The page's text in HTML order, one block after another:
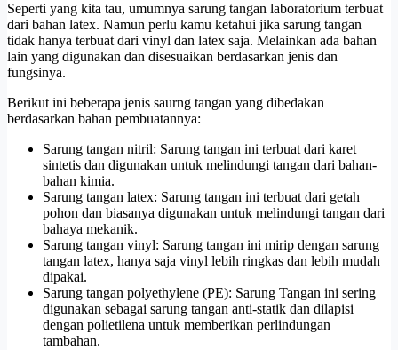
Seperti yang kita tau, umumnya sarung tangan laboratorium terbuat
dari bahan latex. Namun perlu kamu ketahui jika sarung tangan
tidak hanya terbuat dari vinyl dan latex saja. Melainkan ada bahan
lain yang digunakan dan disesuaikan berdasarkan jenis dan
fungsinya.
Berikut ini beberapa jenis saurng tangan yang dibedakan
berdasarkan bahan pembuatannya:
Sarung tangan nitril: Sarung tangan ini terbuat dari karet
sintetis dan digunakan untuk melindungi tangan dari bahan-
bahan kimia.
Sarung tangan latex: Sarung tangan ini terbuat dari getah
pohon dan biasanya digunakan untuk melindungi tangan dari
bahaya mekanik.
Sarung tangan vinyl: Sarung tangan ini mirip dengan sarung
tangan latex, hanya saja vinyl lebih ringkas dan lebih mudah
dipakai.
Sarung tangan polyethylene (PE): Sarung Tangan ini sering
digunakan sebagai sarung tangan anti-statik dan dilapisi
dengan polietilena untuk memberikan perlindungan
tambahan.